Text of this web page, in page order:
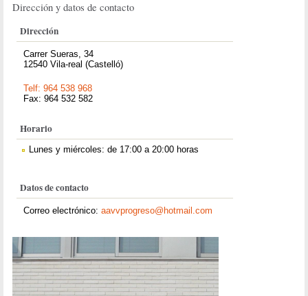
Dirección y datos de contacto
Dirección
Carrer Sueras, 34
12540 Vila-real (Castelló)
Telf: 964 538 968
Fax: 964 532 582
Horario
Lunes y miércoles: de 17:00 a 20:00 horas
Datos de contacto
Correo electrónico:aavvprogreso@hotmail.com